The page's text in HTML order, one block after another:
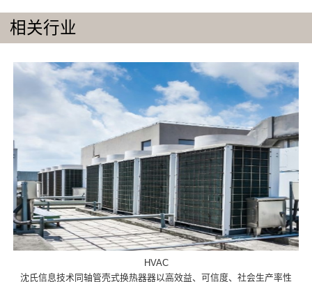
相关行业
HVAC
沈氏信息技术同轴管壳式换热器器以高效益、可信度、社会生产率性